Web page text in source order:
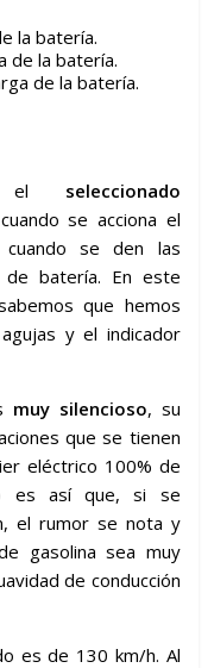
la batería.
de la batería.
de la batería.
el seleccionado
se acciona el
se den las
de batería. En este
que hemos
y el indicador
muy silencioso, su
que se tienen
eléctrico 100% de
es así que, si se
el rumor se nota y
gasolina sea muy
de conducción
es de 130 km/h. Al